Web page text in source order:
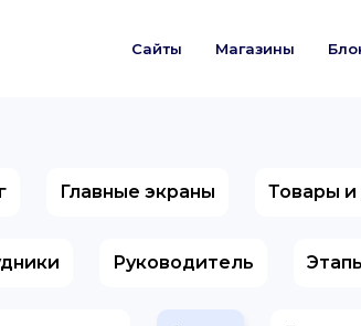
Сайты Магазины
Главные экраны Товары и
Руководитель